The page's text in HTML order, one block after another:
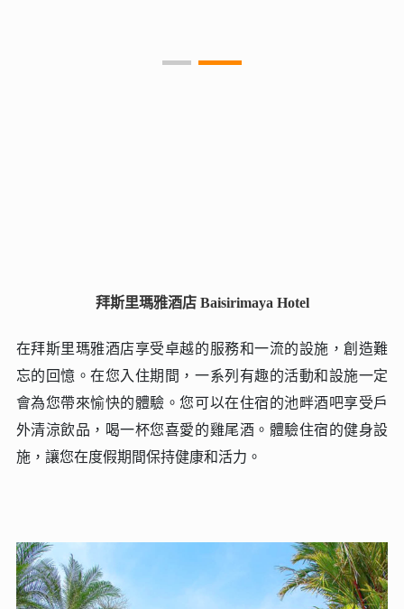
大象學校 與萌象親密接觸的一天
大象學校 與萌象親密接觸的一天